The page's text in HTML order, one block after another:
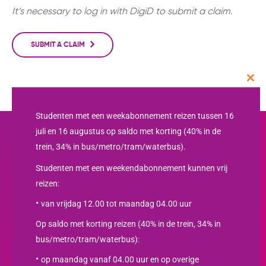
It’s necessary to log in with DigiD to submit a claim.
SUBMIT A CLAIM
Nieuwsbrief
Studenten met een weekabonnement reizen tussen 16
juli en 16 augustus op saldo met korting (40% in de
trein, 34% in bus/metro/tram/waterbus).
Studenten met een weekendabonnement kunnen vrij
reizen:
van vrijdag 12.00 tot maandag 04.00 uur
Op saldo met korting reizen (40% in de trein, 34% in
bus/metro/tram/waterbus):
op maandag vanaf 04.00 uur en op overige